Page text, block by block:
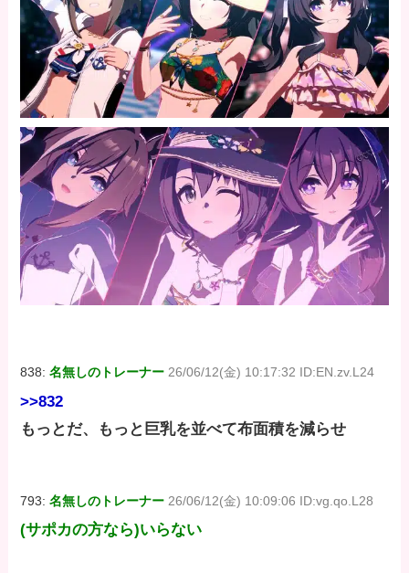
838:名無しのトレーナー 26/06/12(金) 10:17:32 ID:EN.zv.L24
>>832
もっとだ、もっと巨乳を並べて布面積を減らせ
793:名無しのトレーナー 26/06/12(金) 10:09:06 ID:vg.qo.L28
(サポカの方なら)いらない